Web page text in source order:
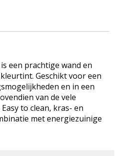
een prachtige wand en
Geschikt voor een
en in een
van de vele
to clean, kras- en
met energiezuinige